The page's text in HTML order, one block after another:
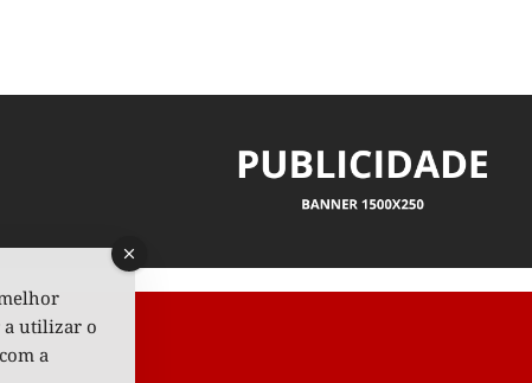
a utilizar o
a